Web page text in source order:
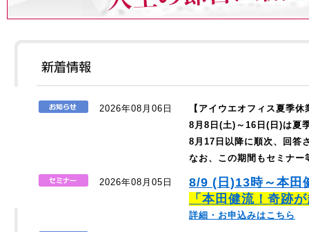
2026年08月06日
【アイウエオフィス夏季
8月8日(土)～16日(日)は夏
8月17日以降に順次、回答
なお、この期間もセミナ
2026年08月05日
8/9 (日)13時～本田
「本田健流！奇跡
詳細・お申込みはこちら